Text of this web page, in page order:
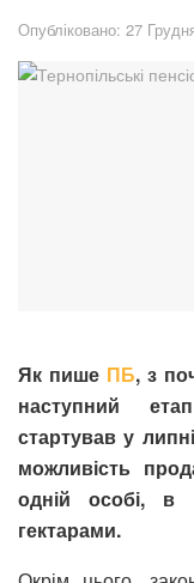
Опубліковано: 27
Як пише ПБ, з
наступний
стартував у
можливість
одній особі, в
гектарами.